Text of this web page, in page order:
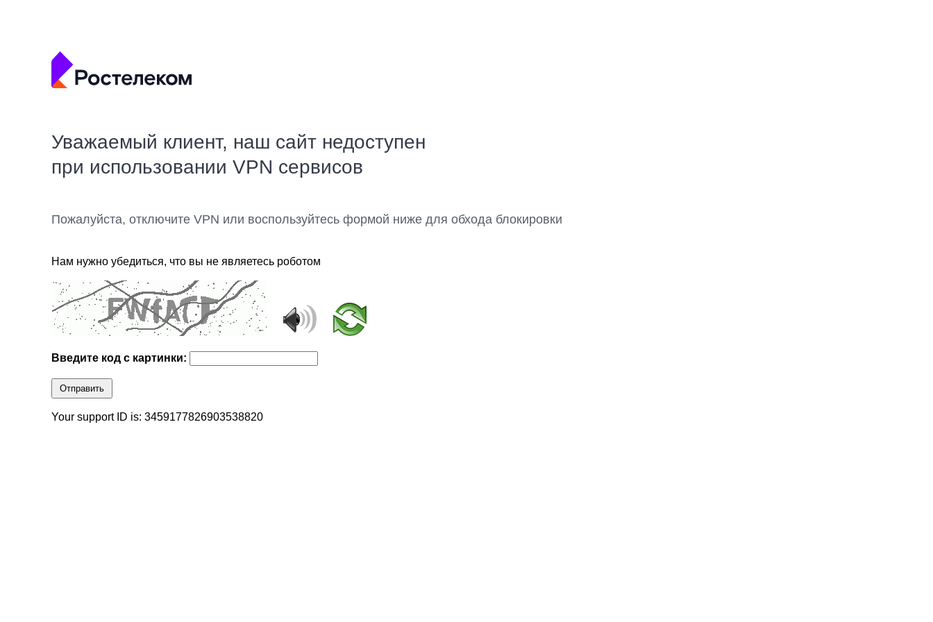
Уважаемый клиент, наш сайт недоступен
при использовании VPN сервисов
Пожалуйста, отключите VPN или воспользуйтесь формой ниже для обхода блокировки
Нам нужно убедиться, что вы не являетесь роботом
Введите код с картинки:
Отправить
Your support ID is: 3459177826903538820